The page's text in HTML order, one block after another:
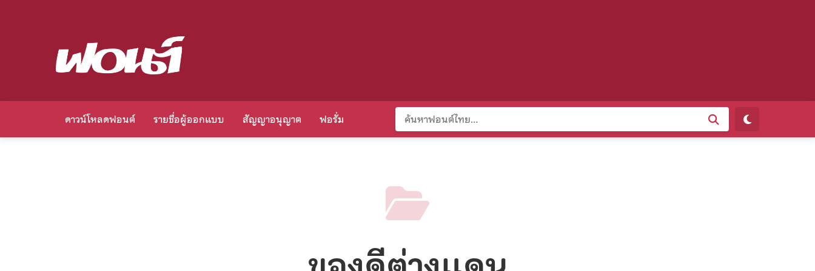
ดาวน์โหลดฟอนต์ รายชื่อผู้ออกแบบ สัญญาอนุญาต ฟอรั่ม